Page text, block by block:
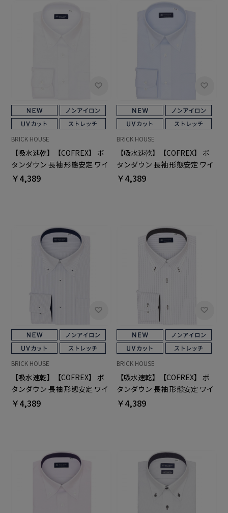
BRICK HOUSE
【吸水速乾】【COFREX】 ボ
タンダウン 長袖 形態安定 ワイ
シャツ
￥4,389
BRICK HOUSE
【吸水速乾】【COFREX】 ボ
タンダウン 長袖 形態安定 ワイ
シャツ
￥4,389
BRICK HOUSE
【吸水速乾】【COFREX】 ボ
タンダウン 長袖 形態安定 ワイ
シャツ
￥4,389
BRICK HOUSE
【吸水速乾】【COFREX】 ボ
タンダウン 長袖 形態安定 ワイ
シャツ
￥4,389